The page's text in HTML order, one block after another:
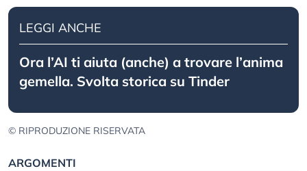
LEGGI ANCHE
Ora l’AI ti aiuta (anche) a trovare l’anima
gemella. Svolta storica su Tinder
© RIPRODUZIONE RISERVATA
ARGOMENTI